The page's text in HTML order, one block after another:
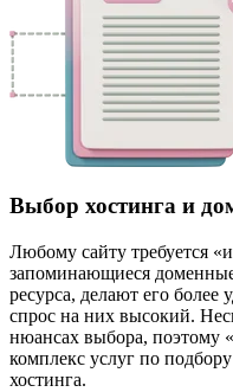
Выбор хостинга и
Любому сайту требуется
запоминающиеся
ресурса, делают его более
спрос на них высокий.
нюансах выбора, поэтому
комплекс услуг по
хостинга.